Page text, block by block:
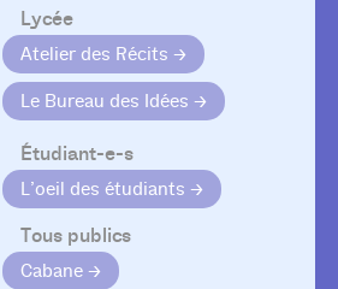
Lycée
Atelier des Récits
Le Bureau des Idées
Étudiant-e-s
L’oeil des étudiants
Tous publics
Cabane